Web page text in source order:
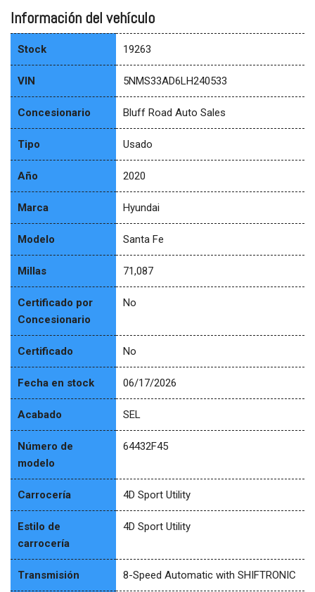
Información del vehículo
Stock 19263
VIN 5NMS33AD6LH240533
Concesionario Bluff Road Auto Sales
Tipo Usado
Año 2020
Marca Hyundai
Modelo Santa Fe
Millas 71,087
Certificado por
Concesionario
No
Certificado No
Fecha en stock 06/17/2026
Acabado SEL
Número de
modelo
64432F45
Carrocería 4D Sport Utility
Estilo de
carrocería
4D Sport Utility
Transmisión 8-Speed Automatic with SHIFTRONIC